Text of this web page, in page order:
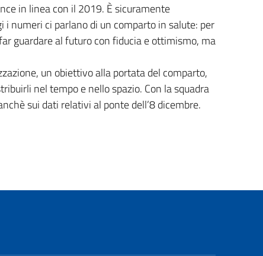
in linea con il 2019. È sicuramente
numeri ci parlano di un comparto in salute: per
guardare al futuro con fiducia e ottimismo, ma
un obiettivo alla portata del comparto,
nel tempo e nello spazio. Con la squadra
sui dati relativi al ponte dell’8 dicembre.